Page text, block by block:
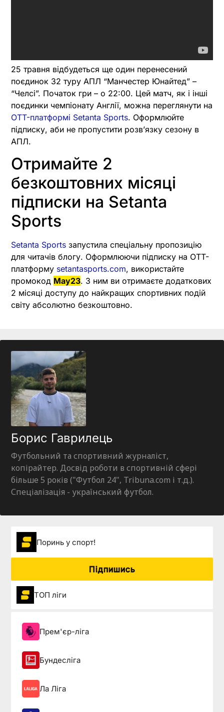
25 травня відбудеться ще один перенесений
поєдинок 32 туру АПЛ “Манчестер Юнайтед” –
“Челсі”. Початок гри – о 22:00. Цей матч, як і інші
поєдинки чемпіонату Англії, можна переглянути на
OTT-платформі Setanta Sports. Оформлюйте
підписку, аби не пропустити розв’язку сезону в
АПЛ.
Отримайте 2
безкоштовних місяці
підписки на Setanta
Sports
Setanta Sports запустила спеціальну пропозицію
для читачів блогу. Оформлюючи підписку на OTT-
платформу setantasports.com, використайте
промокод May23. З ним ви отримаєте додаткових
2 місяці доступу до найкращих спортивних подій
світу абсолютно безкоштовно.
Борис Гаврилець
Футбольний та спортивний журналіст,
копірайтер. Досвід роботи в спортивній сфері
більше 5 років ("Футбол 24", Tribuna.com і т.д.).
Спеціалізація - український футбол.
Поринь у спорт!
Підпишись
ТОП ліги
Прем'єр-ліга
Бундесліга
Ла Ліга